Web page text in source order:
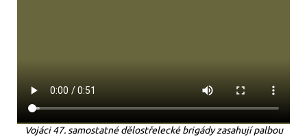
Vojáci 47. samostatné dělostřelecké brigády zasahují palbou